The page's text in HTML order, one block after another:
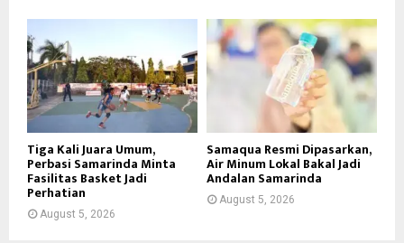
Tiga Kali Juara Umum,
Perbasi Samarinda Minta
Fasilitas Basket Jadi
Perhatian
August 5, 2026
Samaqua Resmi Dipasarkan,
Air Minum Lokal Bakal Jadi
Andalan Samarinda
August 5, 2026